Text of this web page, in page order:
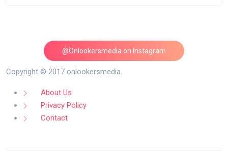
@Onlookersmedia on Instagram
Follow on Instagram
Copyright © 2017 onlookersmedia.
About Us
Privacy Policy
Contact